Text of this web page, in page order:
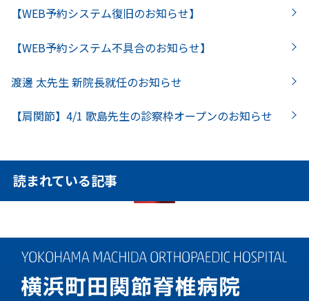
【WEB予約システム復旧のお知らせ】
【WEB予約システム不具合のお知らせ】
渡邊 太先生 新院長就任のお知らせ
【肩関節】4/1 歌島先生の診察枠オープンのお知らせ
読まれている記事